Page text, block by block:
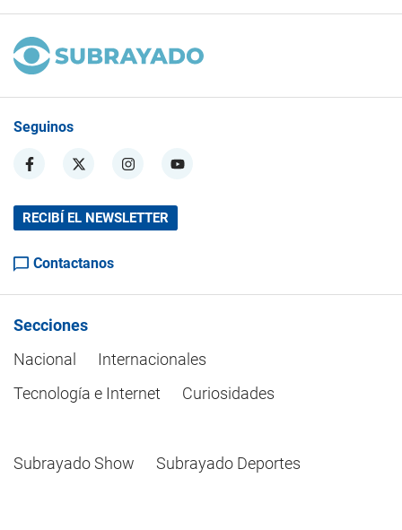
Seguinos
RECIBÍ EL NEWSLETTER
Contactanos
Secciones
Nacional
Internacionales
Tecnología e Internet
Curiosidades
Subrayado Show Subrayado Deportes